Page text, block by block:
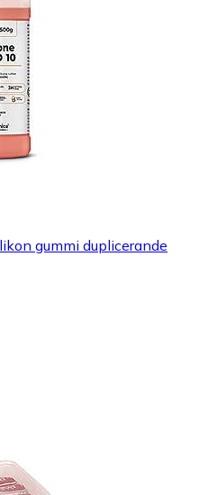
gummi duplicerande